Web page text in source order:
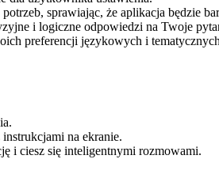
sprawiając, że aplikacja będzie
i logiczne odpowiedzi na Twoje
preferencji językowych i
na ekranie.
i ciesz się inteligentnymi rozmowami.